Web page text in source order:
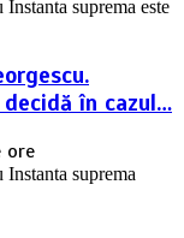
în cazul…
ore